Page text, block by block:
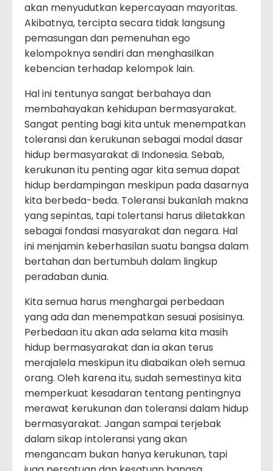
akan menyudutkan kepercayaan mayoritas.
Akibatnya, tercipta secara tidak langsung
pemasungan dan pemenuhan ego
kelompoknya sendiri dan menghasilkan
kebencian terhadap kelompok lain.
Hal ini tentunya sangat berbahaya dan
membahayakan kehidupan bermasyarakat.
Sangat penting bagi kita untuk menempatkan
toleransi dan kerukunan sebagai modal dasar
hidup bermasyarakat di Indonesia. Sebab,
kerukunan itu penting agar kita semua dapat
hidup berdampingan meskipun pada dasarnya
kita berbeda-beda. Toleransi bukanlah makna
yang sepintas, tapi tolertansi harus diletakkan
sebagai fondasi masyarakat dan negara. Hal
ini menjamin keberhasilan suatu bangsa dalam
bertahan dan bertumbuh dalam lingkup
peradaban dunia.
Kita semua harus menghargai perbedaan
yang ada dan menempatkan sesuai posisinya.
Perbedaan itu akan ada selama kita masih
hidup bermasyarakat dan ia akan terus
merajalela meskipun itu diabaikan oleh semua
orang. Oleh karena itu, sudah semestinya kita
memperkuat kesadaran tentang pentingnya
merawat kerukunan dan toleransi dalam hidup
bermasyarakat. Jangan sampai terjebak
dalam sikap intoleransi yang akan
mengancam bukan hanya kerukunan, tapi